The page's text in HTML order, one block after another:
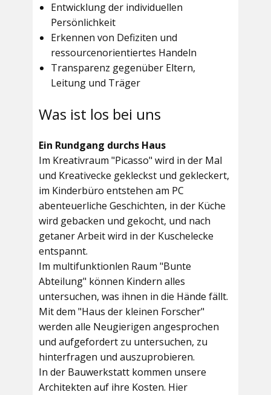
Entwicklung der individuellen
Persönlichkeit
Erkennen von Defiziten und
ressourcenorientiertes Handeln
Transparenz gegenüber Eltern,
Leitung und Träger
Was ist los bei uns
Ein Rundgang durchs Haus
Im Kreativraum "Picasso" wird in der Mal
und Kreativecke gekleckst und gekleckert,
im Kinderbüro entstehen am PC
abenteuerliche Geschichten, in der Küche
wird gebacken und gekocht, und nach
getaner Arbeit wird in der Kuschelecke
entspannt.
Im multifunktionlen Raum "Bunte
Abteilung" können Kindern alles
untersuchen, was ihnen in die Hände fällt.
Mit dem "Haus der kleinen Forscher"
werden alle Neugierigen angesprochen
und aufgefordert zu untersuchen, zu
hinterfragen und auszuprobieren.
In der Bauwerkstatt kommen unsere
Architekten auf ihre Kosten. Hier